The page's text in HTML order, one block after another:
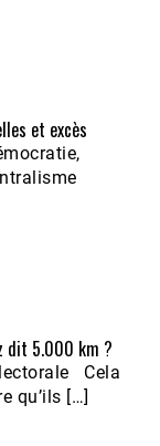
et excès
dit 5.000 km ?
Cela
qu’ils […]